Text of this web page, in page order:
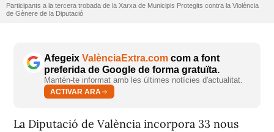
Participants a la tercera trobada de la Xarxa de Municipis Protegits contra la Violència
de Gènere de la Diputació
Afegeix ValènciaExtra.com com a font
preferida de Google de forma gratuïta.
Mantén-te informat amb les últimes notícies d'actualitat.
ACTIVAR ARA
La Diputació de València incorpora 33 nous